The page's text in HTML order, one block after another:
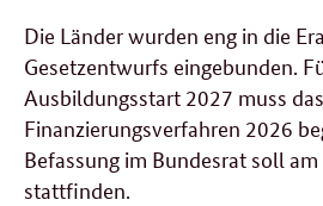
Die Länder wurden eng in die
Gesetzentwurfs eingebunden.
Ausbildungsstart 2027 muss das
Finanzierungsverfahren 2026
Befassung im Bundesrat soll
stattfinden.